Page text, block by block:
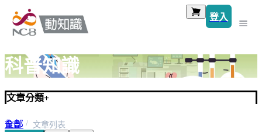
登入
科普知識
文章分類+
全部
首頁
文章列表